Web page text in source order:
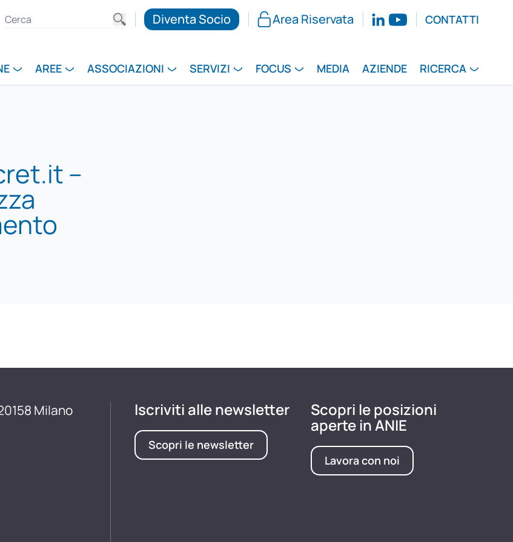
Diventa Socio Area Riservata CONTATTI
AREE ASSOCIAZIONI SERVIZI FOCUS MEDIA AZIENDE RICERCA
–
Milano Iscriviti alle newsletter
Scopri le newsletter
Scopri le posizioni
aperte in ANIE
Lavora con noi